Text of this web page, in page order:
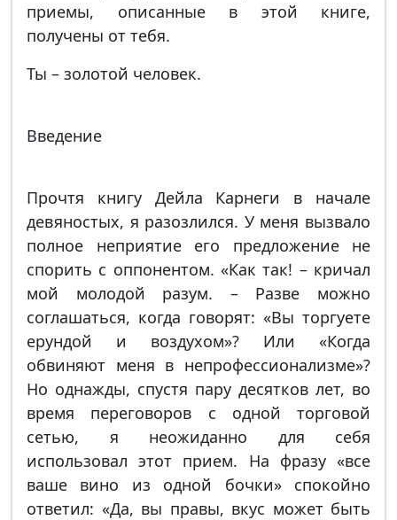
приемы, описанные в этой книге,
получены от тебя.
Ты – золотой человек.
Введение
Прочтя книгу Дейла Карнеги в начале
девяностых, я разозлился. У меня вызвало
полное неприятие его предложение не
спорить с оппонентом. «Как так! – кричал
мой молодой разум. – Разве можно
соглашаться, когда говорят: «Вы торгуете
ерундой и воздухом»? Или «Когда
обвиняют меня в непрофессионализме»?
Но однажды, спустя пару десятков лет, во
время переговоров с одной торговой
сетью, я неожиданно для себя
использовал этот прием. На фразу «все
ваше вино из одной бочки» спокойно
ответил: «Да, вы правы, вкус может быть